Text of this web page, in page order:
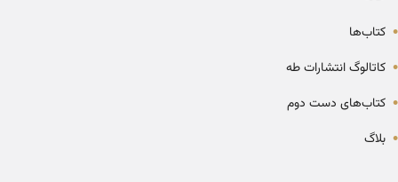
• کتاب‌ها
• کاتالوگ انتشارات طه
• کتاب‌های دست دوم
• بلاگ